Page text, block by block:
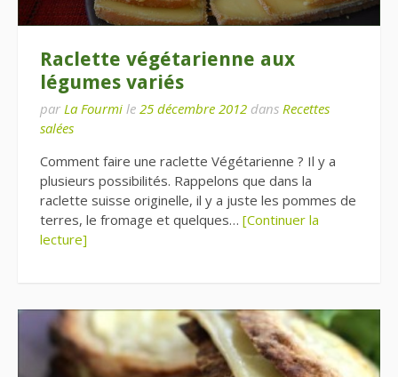
Raclette végétarienne aux
légumes variés
par La Fourmi le 25 décembre 2012 dans Recettes
salées
Comment faire une raclette Végétarienne ? Il y a
plusieurs possibilités. Rappelons que dans la
raclette suisse originelle, il y a juste les pommes de
terres, le fromage et quelques… [Continuer la
lecture]